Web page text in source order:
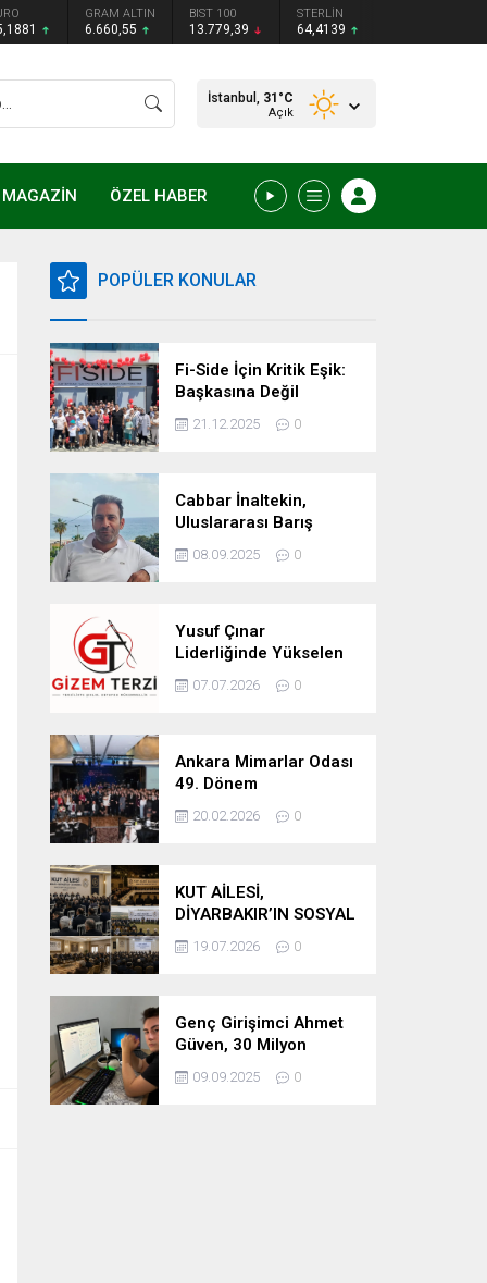
GRAM ALTIN
6.660,55
BIST 100
13.779,39
STERLİN
64,4139
İstanbul, 31 °C
Açık
MAGAZİN ÖZEL HABER
POPÜLER KONULAR
Fi-Side İçin Kritik Eşik:
Başkasına Değil
Kendimize Güvenme
Zamanı
21.12.2025 0
Cabbar İnaltekin,
Uluslararası Barış
Hareketi Silifke İlçe
Başkanlığı’na Atandı
08.09.2025 0
Yusuf Çınar
Liderliğinde Yükselen
Marka: Gizem Terzi’de
Kalite Standartları
07.07.2026 0
Ankara Mimarlar Odası
49. Dönem
Seçimlerinde Turuncu
Liste Güven Tazeledi
20.02.2026 0
KUT AİLESİ,
DİYARBAKIR’IN SOSYAL
YAPISINDA GÜÇLÜ
YERİNİ KORUYOR
19.07.2026 0
Genç Girişimci Ahmet
Güven, 30 Milyon
Etkileşimin Ardındaki
İsim!
09.09.2025 0